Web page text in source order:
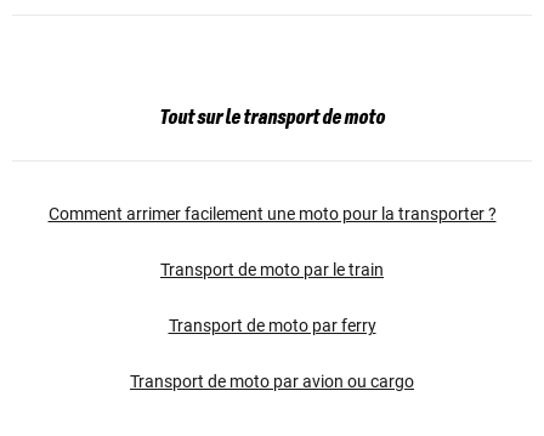
Tout sur le transport de moto
Comment arrimer facilement une moto pour la transporter ?
Transport de moto par le train
Transport de moto par ferry
Transport de moto par avion ou cargo